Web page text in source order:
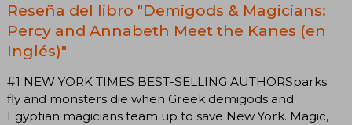
Reseña del libro "Demigods & Magicians:
Percy and Annabeth Meet the Kanes (en
Inglés)"
#1 NEW YORK TIMES BEST-SELLING AUTHORSparks
fly and monsters die when Greek demigods and
Egyptian magicians team up to save New York. Magic,